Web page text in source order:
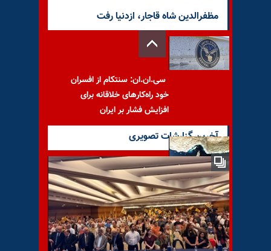
مظفرالدین شاه قاجار، ازدنیا رفت
سی.ان.ان: سنتکام از افسران
خود راه‌کارهای خلاقانه برای
افزایش فشار بر ایران
دولت عراق اعلام کرد رژیم ایران
از عبور نفت عراق از تنگه
آخرین گزارشات تصویری